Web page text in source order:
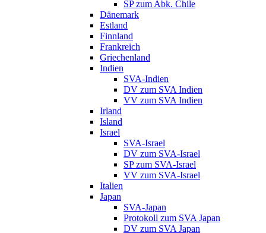
SP zum Abk. Chile
Dänemark
Estland
Finnland
Frankreich
Griechenland
Indien
SVA-Indien
DV zum SVA Indien
VV zum SVA Indien
Irland
Island
Israel
SVA-Israel
DV zum SVA-Israel
SP zum SVA-Israel
VV zum SVA-Israel
Italien
Japan
SVA-Japan
Protokoll zum SVA Japan
DV zum SVA Japan